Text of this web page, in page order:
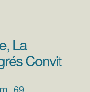
La
Convit
69,